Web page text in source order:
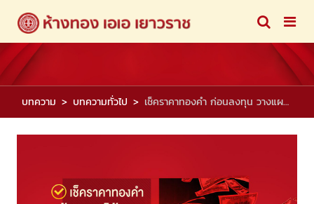
บทความ บทความทั่วไป เช็คราคาทองคำ ก่อนลงทุน วางแผนดี สร้างรายได้แบบ passive income